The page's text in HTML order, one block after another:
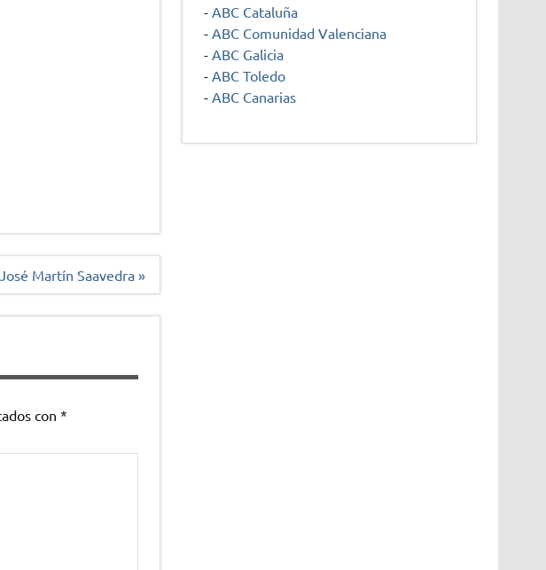
José Martín Saavedra »
con *
- ABC Cataluña
- ABC Comunidad Valenciana
- ABC Galicia
- ABC Toledo
- ABC Canarias